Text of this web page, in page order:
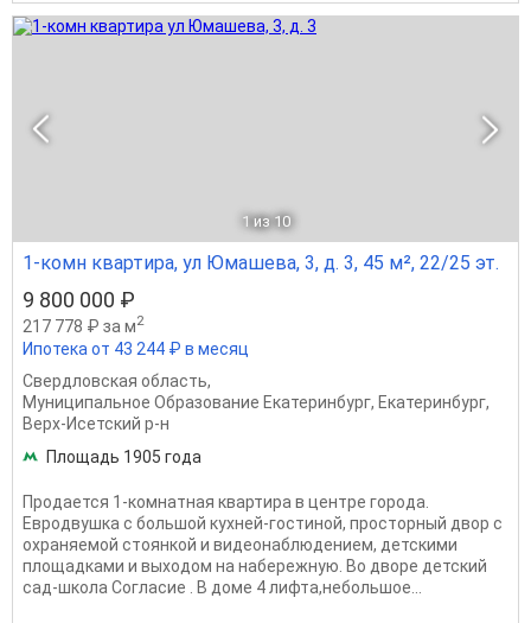
1 из 10
1-комн квартира, ул Юмашева, 3, д. 3, 45 м², 22/25 эт.
9 800 000 ₽
217 778 ₽ за м2
Ипотека от 43 244 ₽ в месяц
Свердловская область,
Муниципальное Образование Екатеринбург, Екатеринбург,
Верх-Исетский р-н
Площадь 1905 года
Продается 1-комнатная квартира в центре города.
Евродвушка с большой кухней-гостиной, просторный двор с
охраняемой стоянкой и видеонаблюдением, детскими
площадками и выходом на набережную. Во дворе детский
сад-школа Согласие . В доме 4 лифта,небольшое...